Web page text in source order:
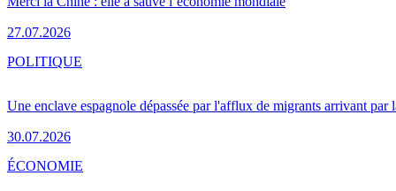
27.07.2026
Une enclave espagnole dépassée par l'afflux de migrants arrivant par
30.07.2026
POLITIQUE
ÉCONOMIE